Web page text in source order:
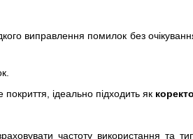
виправлення помилок без
ідеально підходить як
частоту використання та